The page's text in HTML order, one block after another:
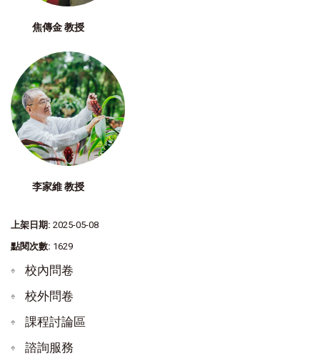
焦傳金 教授
李家維 教授
上架日期: 2025-05-08
點閱次數: 1629
校內問卷
校外問卷
課程討論區
諮詢服務